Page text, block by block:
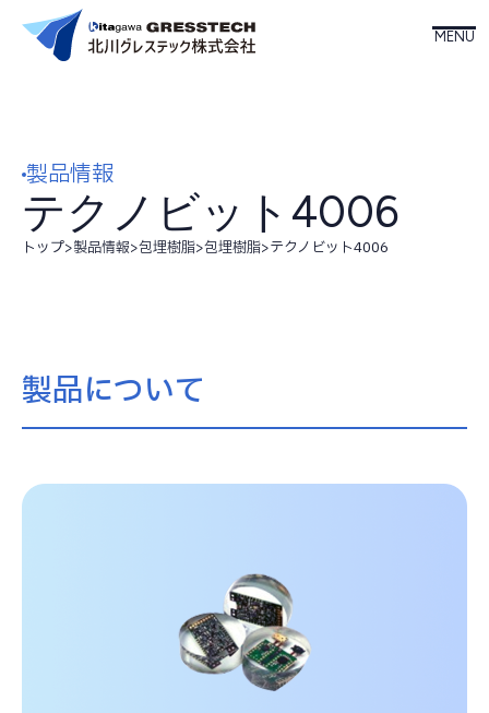
北川グレステックについて
事業内容
会社案内
製品情報
テクノビット4006
トップ>製品情報>包埋樹脂>包埋樹脂>テクノビット4006
製品について